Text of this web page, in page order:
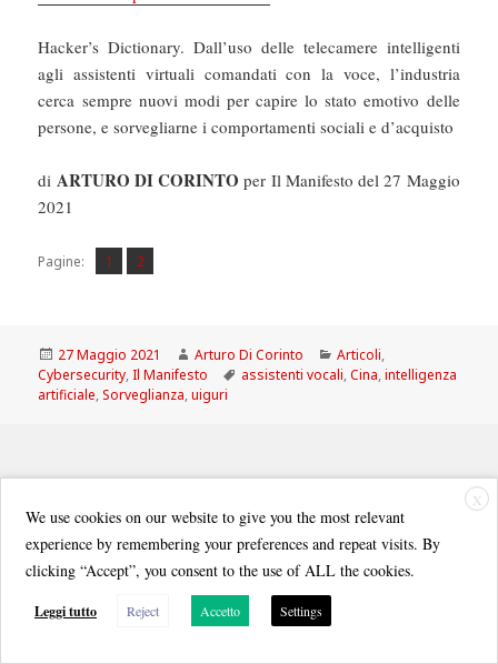
Hacker’s Dictionary. Dall’uso delle telecamere intelligenti
agli assistenti virtuali comandati con la voce, l’industria
cerca sempre nuovi modi per capire lo stato emotivo delle
persone, e sorvegliarne i comportamenti sociali e d’acquisto
di ARTURO DI CORINTO per Il Manifesto del 27 Maggio
2021
Pagine: Pagina
1 ,
Pagina
2
Scritto
il
27 Maggio 2021 Autore
Arturo Di Corinto Categorie
Articoli,
Cybersecurity,Il Manifesto Tag
assistenti vocali,Cina,intelligenza
artificiale,Sorveglianza,uiguri
Quest'opera è distribuita con LicenzaCreative Commons Attribuzione - Non commerciale - Condividi allo
stesso modo 3.0 Italia
X
We use cookies on our website to give you the most relevant
experience by remembering your preferences and repeat visits. By
clicking “Accept”, you consent to the use of ALL the cookies.
Leggi tutto Reject Accetto Settings